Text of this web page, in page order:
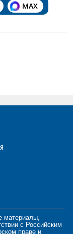
MAX
материалы
с Российским
праве и